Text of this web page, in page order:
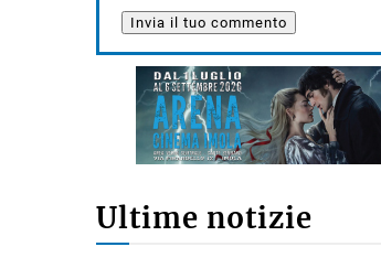
Ultime notizie